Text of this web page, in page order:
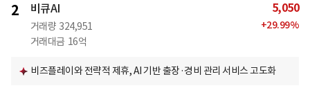
2 비큐AI
거래량 324,951
거래대금 16억
5,050
+29.99%
비즈플레이와 전략적 제휴, AI 기반 출장·경비 관리 서비스 고도화